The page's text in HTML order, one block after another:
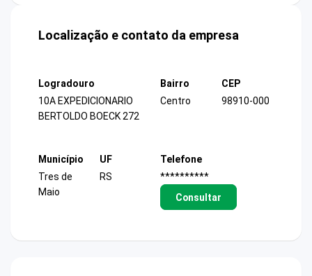
Localização e contato da empresa
Logradouro
10A EXPEDICIONARIO
BERTOLDO BOECK 272
Bairro
Centro
CEP
98910-000
Município
Tres de
Maio
UF
RS
Telefone
**********
Consultar